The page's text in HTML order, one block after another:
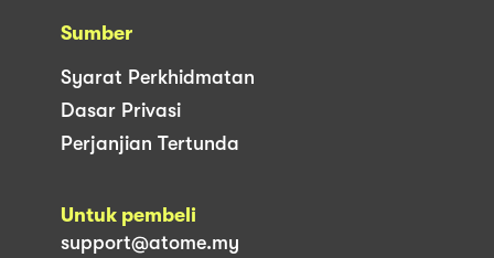
Sumber
Syarat Perkhidmatan
Dasar Privasi
Perjanjian Tertunda
Untuk pembeli
support@atome.my